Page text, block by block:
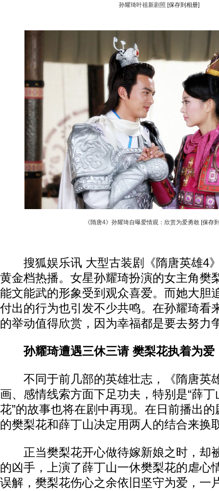
孙耀琦叶祖新剧照 [保存到相册]
《隋唐4》孙耀琦自曝爱情观：欣赏为爱勇敢 [保存
搜狐娱乐讯 大型古装剧《隋唐英雄4
黄金档热播。女星孙耀琦扮演的女主角樊
能文能武的形象受到观众喜爱。而她大胆
付出的行为也引发不少共鸣。在孙耀琦看
的举动值得欣赏，因为幸福都是要去努力
孙耀琦遭遇三休三请 樊梨花执着为爱
不同于前几部的英雄壮志，《隋唐英
画、感情线索方面下足功夫，特别是“薛
花”的故事也将在剧中再现。在日前播出
的樊梨花和薛丁山决定用两人的结合来换
正当樊梨花开心做待嫁新娘之时，却
的凶手，上演了薛丁山一休樊梨花的虐心
误解，樊梨花伤心之余依旧坚守为爱，一